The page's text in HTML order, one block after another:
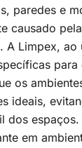
paredes e
causado
A Limpex, ao
para
os
ideais,
dos espaços.
em